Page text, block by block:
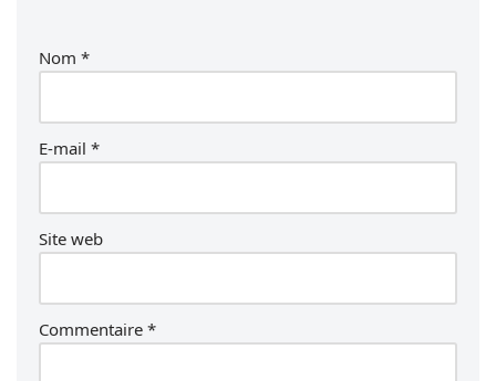
Nom *
E-mail *
Site web
Commentaire *